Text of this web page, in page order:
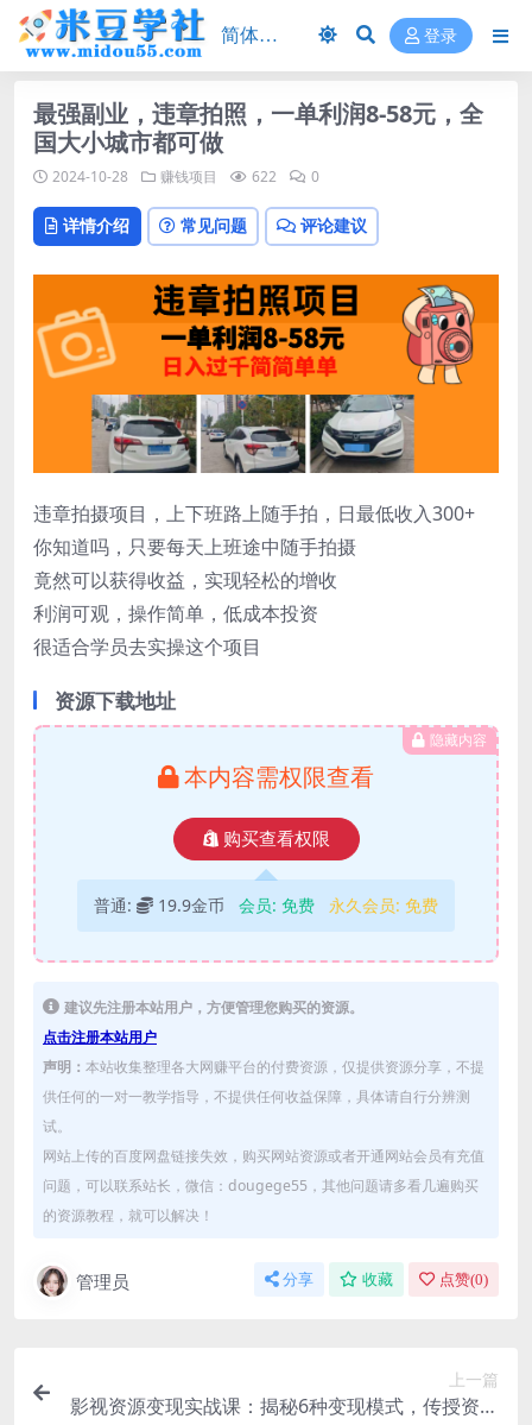
登录
最强副业，违章拍照，一单利润8-58元，全
国大小城市都可做
2024-10-28 赚钱项目 622 0
详情介绍 常见问题 评论建议
违章拍摄项目，上下班路上随手拍，日最低收入300+
你知道吗，只要每天上班途中随手拍摄
竟然可以获得收益，实现轻松的增收
利润可观，操作简单，低成本投资
很适合学员去实操这个项目
资源下载地址
隐藏内容
本内容需权限查看
购买查看权限
普通: 19.9金币 会员: 免费 永久会员: 免费
建议先注册本站用户，方便管理您购买的资源。
点击注册本站用户
声明： 本站收集整理各大网赚平台的付费资源，仅提供资源分享，不提
供任何的一对一教学指导，不提供任何收益保障，具体请自行分辨测
试。
网站上传的百度网盘链接失效，购买网站资源或者开通网站会员有充值
问题，可以联系站长，微信：dougege55，其他问题请多看几遍购买
的资源教程，就可以解决！
管理员 分享 收藏 点赞(0)
上一篇
影视资源变现实战课：揭秘6种变现模式，传授资源